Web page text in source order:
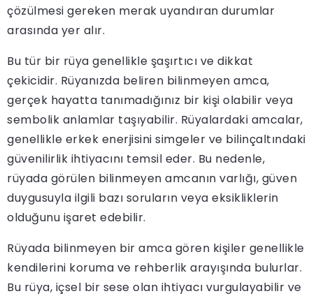
çözülmesi gereken merak uyandıran durumlar
arasında yer alır.
Bu tür bir rüya genellikle şaşırtıcı ve dikkat
çekicidir. Rüyanızda beliren bilinmeyen amca,
gerçek hayatta tanımadığınız bir kişi olabilir veya
sembolik anlamlar taşıyabilir. Rüyalardaki amcalar,
genellikle erkek enerjisini simgeler ve bilinçaltındaki
güvenilirlik ihtiyacını temsil eder. Bu nedenle,
rüyada görülen bilinmeyen amcanın varlığı, güven
duygusuyla ilgili bazı soruların veya eksikliklerin
olduğunu işaret edebilir.
Rüyada bilinmeyen bir amca gören kişiler genellikle
kendilerini koruma ve rehberlik arayışında bulurlar.
Bu rüya, içsel bir sese olan ihtiyacı vurgulayabilir ve